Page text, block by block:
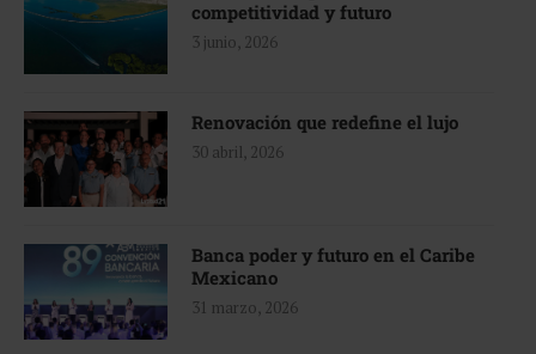
competitividad y futuro
3 junio, 2026
Renovación que redefine el lujo
30 abril, 2026
Banca poder y futuro en el Caribe
Mexicano
31 marzo, 2026